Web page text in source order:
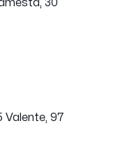
30
Valente, 97